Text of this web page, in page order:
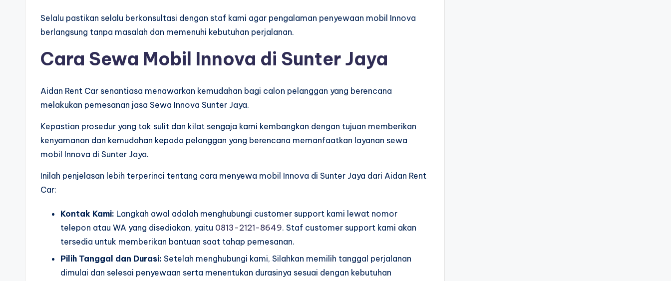
Selalu pastikan selalu berkonsultasi dengan staf kami agar pengalaman penyewaan mobil Innova
berlangsung tanpa masalah dan memenuhi kebutuhan perjalanan.
Cara Sewa Mobil Innova di Sunter Jaya
Aidan Rent Car senantiasa menawarkan kemudahan bagi calon pelanggan yang berencana
melakukan pemesanan jasa Sewa Innova Sunter Jaya.
Kepastian prosedur yang tak sulit dan kilat sengaja kami kembangkan dengan tujuan memberikan
kenyamanan dan kemudahan kepada pelanggan yang berencana memanfaatkan layanan sewa
mobil Innova di Sunter Jaya.
Inilah penjelasan lebih terperinci tentang cara menyewa mobil Innova di Sunter Jaya dari Aidan Rent
Car:
Kontak Kami: Langkah awal adalah menghubungi customer support kami lewat nomor
telepon atau WA yang disediakan, yaitu 0813-2121-8649. Staf customer support kami akan
tersedia untuk memberikan bantuan saat tahap pemesanan.
Pilih Tanggal dan Durasi: Setelah menghubungi kami, Silahkan memilih tanggal perjalanan
dimulai dan selesai penyewaan serta menentukan durasinya sesuai dengan kebutuhan